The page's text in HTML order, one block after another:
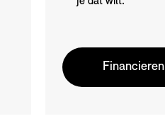
Financieren